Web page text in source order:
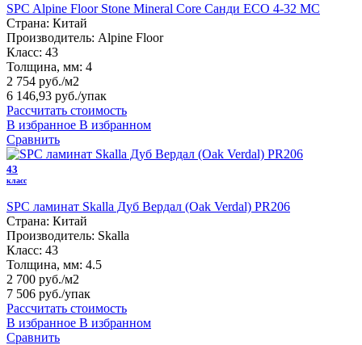
SPC Alpine Floor Stone Mineral Core Санди ЕСО 4-32 MC
Страна: Китай
Производитель: Alpine Floor
Класс: 43
Толщина, мм: 4
2 754 руб./м2
6 146,93 руб./упак
Рассчитать стоимость
В избранное В избранном
Сравнить
43
класс
SPC ламинат Skalla Дуб Вердал (Oak Verdal) PR206
Страна: Китай
Производитель: Skalla
Класс: 43
Толщина, мм: 4.5
2 700 руб./м2
7 506 руб./упак
Рассчитать стоимость
В избранное В избранном
Сравнить